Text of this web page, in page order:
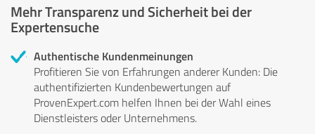
Mehr Transparenz und Sicherheit bei der
Expertensuche
Authentische Kundenmeinungen
Profitieren Sie von Erfahrungen anderer Kunden: Die
authentifizierten Kundenbewertungen auf
ProvenExpert.com helfen Ihnen bei der Wahl eines
Dienstleisters oder Unternehmens.